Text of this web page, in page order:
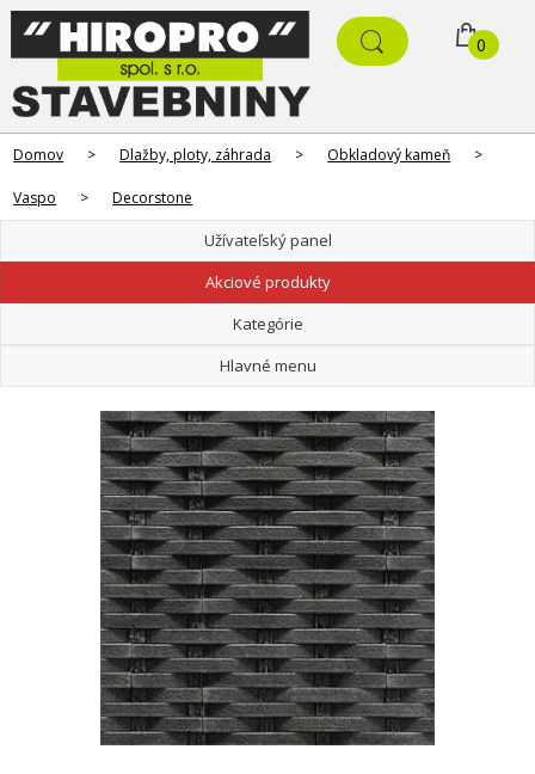
0
Domov > Dlažby, ploty, záhrada > Obkladový kameň >
Vaspo > Decorstone
Užívateľský panel
Akciové produkty
Kategórie
Hlavné menu